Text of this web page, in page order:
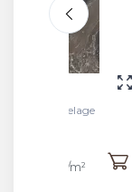
BLU
à